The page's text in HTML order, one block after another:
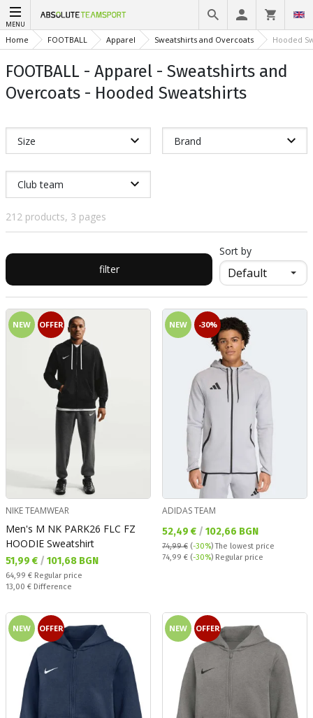
MENU
Home FOOTBALL Apparel Sweatshirts and Overcoats Hooded
FOOTBALL - Apparel - Sweatshirts and
Overcoats - Hooded Sweatshirts
Size Brand
Club team
212 products, 3 pages
filter
Sort by
NEW OFFER
NIKE TEAMWEAR
Men's M NK PARK26 FLC FZ
HOODIE Sweatshirt
Текуща цена:
51,99 € / 101,68 BGN
Regular price:
64,99 € Regular price
Спестявате:
13,00 € Difference
NEW -30%
ADIDAS TEAM
Текуща цена:
52,49 € / 102,66 BGN
74,99 € (-30%)The lowest price
Regular price:
74,99 € (-30%) Regular price
NEW OFFER NEW OFFER